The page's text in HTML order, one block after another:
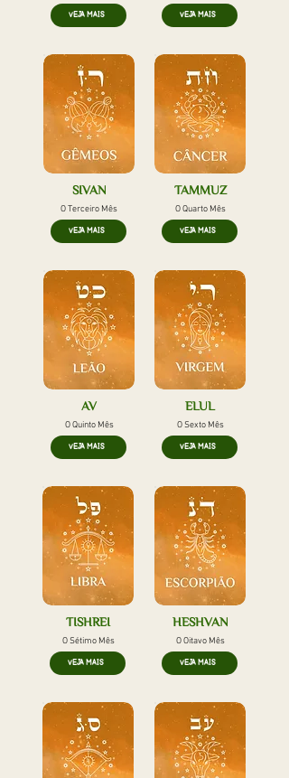
VEJA MAIS VEJA MAIS
SIVAN
O Terceiro Mês
VEJA MAIS
TAMMUZ
O Quarto Mês
VEJA MAIS
AV
O Quinto Mês
VEJA MAIS
ELUL
O Sexto Mês
VEJA MAIS
TISHREI
O Sétimo Mês
VEJA MAIS
HESHVAN
O Oitavo Mês
VEJA MAIS